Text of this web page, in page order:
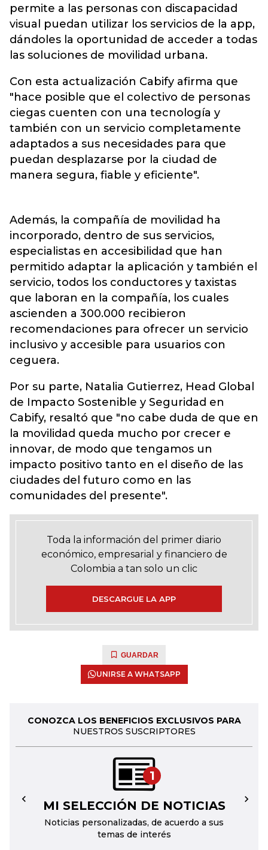
permite a las personas con discapacidad
visual puedan utilizar los servicios de la app,
dándoles la oportunidad de acceder a todas
las soluciones de movilidad urbana.
Con esta actualización Cabify afirma que
"hace posible que el colectivo de personas
ciegas cuenten con una tecnología y
también con un servicio completamente
adaptados a sus necesidades para que
puedan desplazarse por la ciudad de
manera segura, fiable y eficiente".
Además, la compañía de movilidad ha
incorporado, dentro de sus servicios,
especialistas en accesibilidad que han
permitido adaptar la aplicación y también el
servicio, todos los conductores y taxistas
que laboran en la compañía, los cuales
ascienden a 300.000 recibieron
recomendaciones para ofrecer un servicio
inclusivo y accesible para usuarios con
ceguera.
Por su parte, Natalia Gutierrez, Head Global
de Impacto Sostenible y Seguridad en
Cabify, resaltó que "no cabe duda de que en
la movilidad queda mucho por crecer e
innovar, de modo que tengamos un
impacto positivo tanto en el diseño de las
ciudades del futuro como en las
comunidades del presente".
Toda la información del primer diario
económico, empresarial y financiero de
Colombia a tan solo un clic
DESCARGUE LA APP
GUARDAR
UNIRSE A WHATSAPP
CONOZCA LOS BENEFICIOS EXCLUSIVOS PARA
NUESTROS SUSCRIPTORES
1
MI SELECCIÓN DE NOTICIAS
Noticias personalizadas, de acuerdo a sus
temas de interés
← →